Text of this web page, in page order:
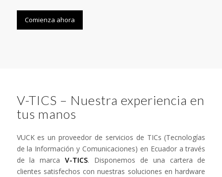
Comienza ahora
V-TICS – Nuestra experiencia en
tus manos
VUCK es un proveedor de servicios de TICs (Tecnologías
de la Información y Comunicaciones) en Ecuador a través
de la marcaV-TICS. Disponemos de una cartera de
clientes satisfechos con nuestras soluciones en hardware